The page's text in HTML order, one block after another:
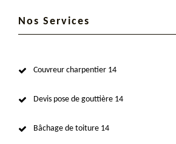
Nos Services
Couvreur charpentier 14
Devis pose de gouttière 14
Bâchage de toiture 14